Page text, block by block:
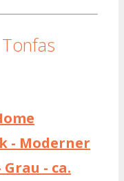
- Moderner
- ca.